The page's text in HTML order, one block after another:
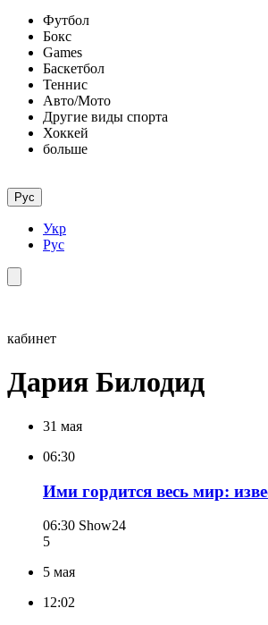
Футбол
Бокс
Games
Баскетбол
Теннис
Авто/Мото
Другие виды спорта
Хоккей
больше
Рус
Укр
Рус
кабинет
Дария Билодид
31 мая
06:30
Ими гордится весь мир:
06:30 Show24
5
5 мая
12:02